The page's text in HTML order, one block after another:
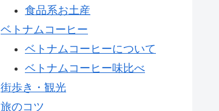
食品系お土産
ベトナムコーヒー
ベトナムコーヒーについて
ベトナムコーヒー味比べ
街歩き・観光
旅のコツ